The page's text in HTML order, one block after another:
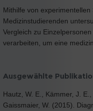
Mithilfe von
Medizinstudierenden
Vergleich zu
verarbeiten, um eine
Ausgewählte
Hautz, W. E., Kämmer, J.
Gaissmaier, W. (2015).